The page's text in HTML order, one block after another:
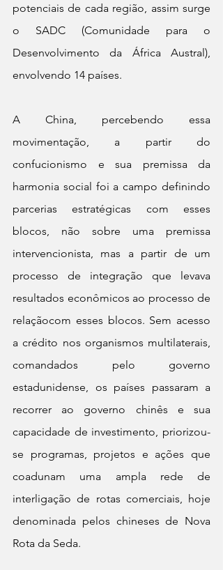
potenciais de cada região, assim surge
o SADC (Comunidade para o
Desenvolvimento da África Austral),
envolvendo 14 países.
A China, percebendo essa
movimentação, a partir do
confucionismo e sua premissa da
harmonia social foi a campo definindo
parcerias estratégicas com esses
blocos, não sobre uma premissa
intervencionista, mas a partir de um
processo de integração que levava
resultados econômicos ao processo de
relaçãocom esses blocos. Sem acesso
a crédito nos organismos multilaterais,
comandados pelo governo
estadunidense, os países passaram a
recorrer ao governo chinês e sua
capacidade de investimento, priorizou-
se programas, projetos e ações que
coadunam uma ampla rede de
interligação de rotas comerciais, hoje
denominada pelos chineses de Nova
Rota da Seda.